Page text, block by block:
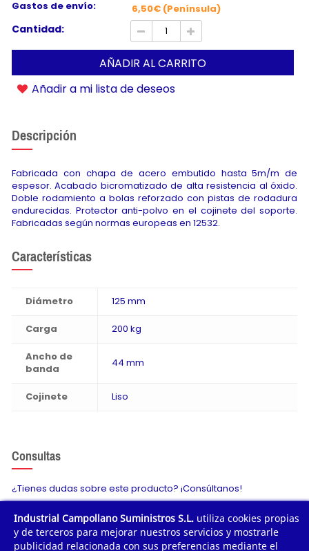
Gastos de envío:
6,50€ (Península)
Cantidad:
AÑADIR AL CARRITO
Añadir a mi lista de deseos
Descripción
Fabricada con chapa de acero embutido hasta 5m/m de
espesor. Acabado bicromatizado de alta resistencia al óxido.
Doble rodamiento a bolas reforzado con pistas de rodadura
endurecidas. Protector anti-polvo en el cojinete del soporte.
Fabricadas según normas europeas en 12532.
Características
Diámetro 125 mm
Carga 200 kg
Ancho de
banda
44 mm
Cojinete Liso
Consultas
¿Tienes dudas sobre este producto? ¡Consúltanos!
Envíanos tu consulta
Industrial Campollano Suministros S.L. utiliza cookies propias
y de terceros para mejorar nuestros servicios y mostrarle
publicidad relacionada con sus preferencias mediante el